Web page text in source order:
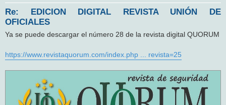
Re: EDICION DIGITAL REVISTA UNIÓN DE
OFICIALES
Ya se puede descargar el número 28 de la revista digital QUORUM
https://www.revistaquorum.com/index.php ... revista=25